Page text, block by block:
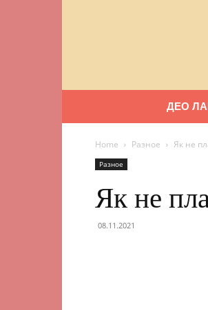
ДЕО
Home Разное Як не
Разное
Як не
08.11.2021